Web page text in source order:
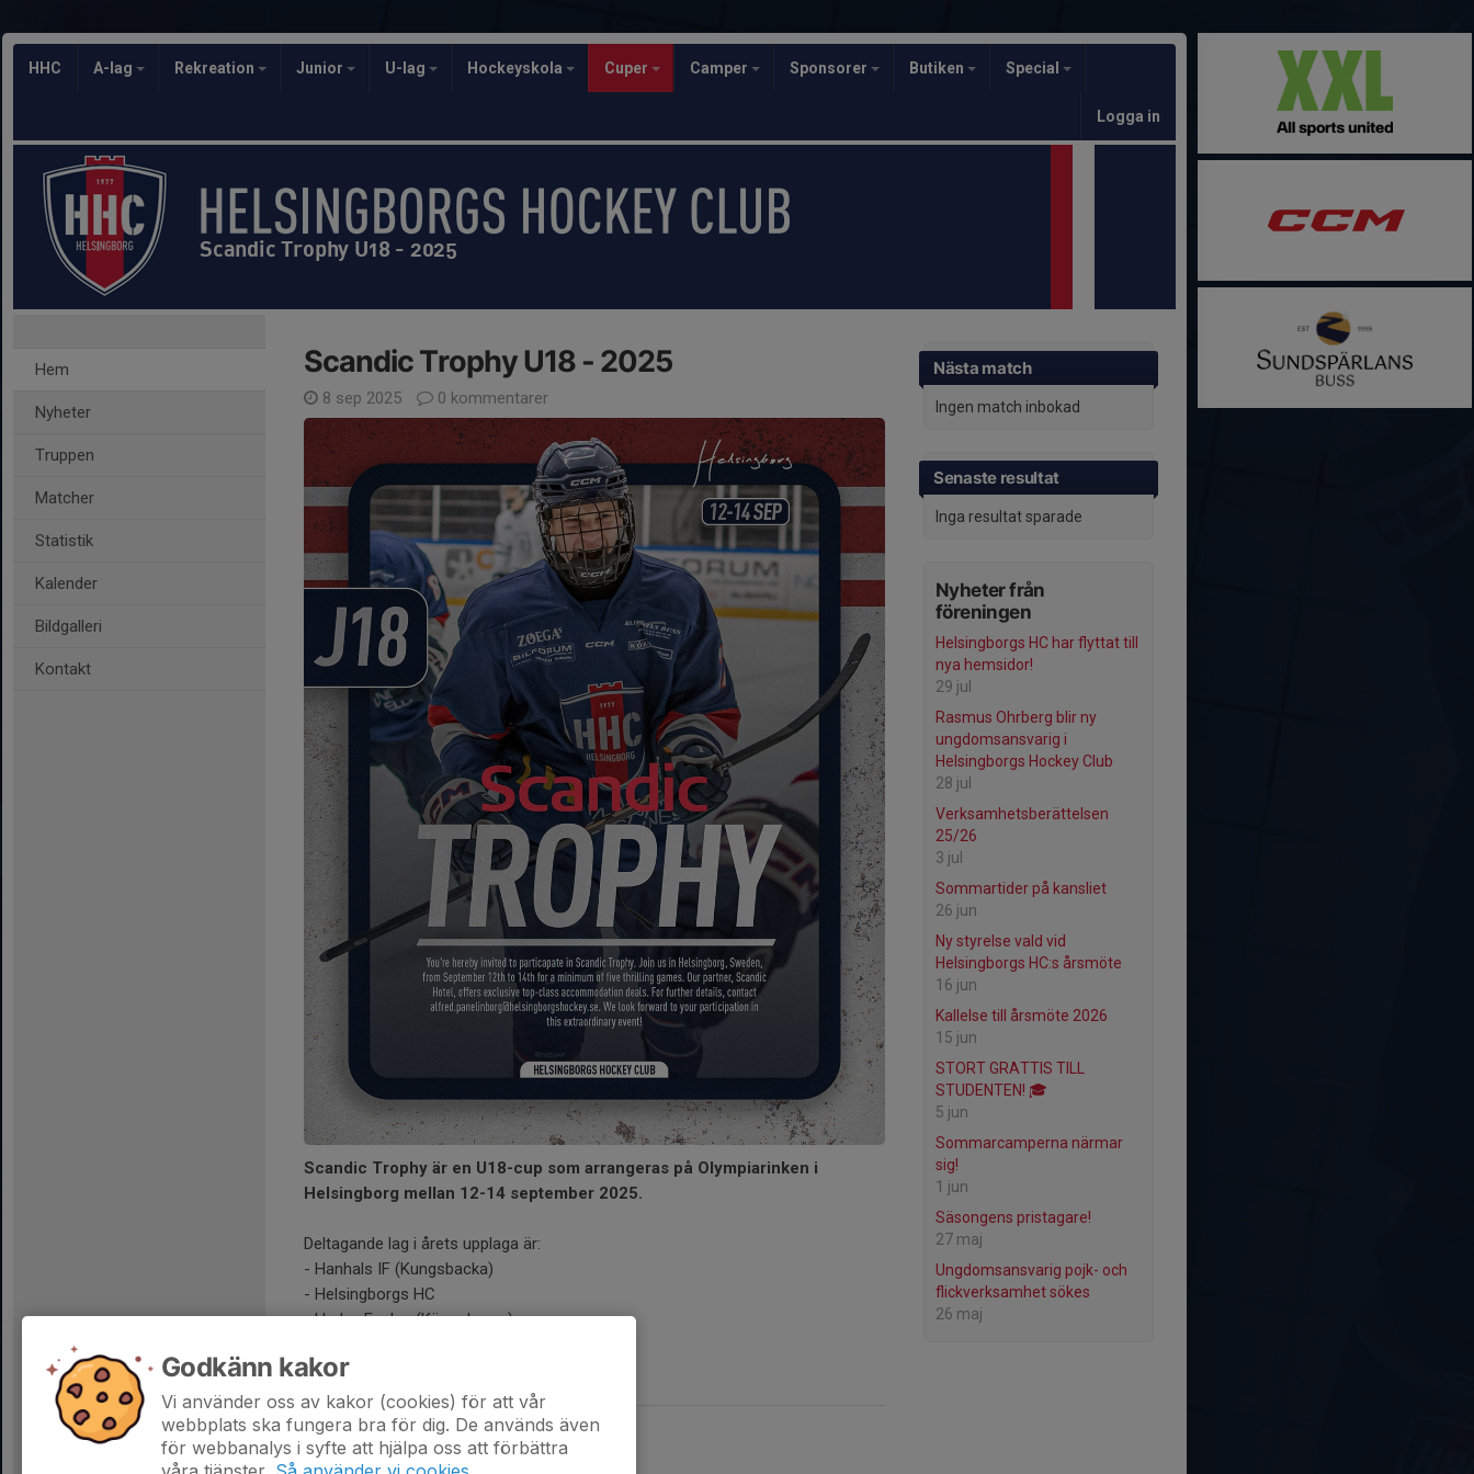
HHC A-lag Rekreation Junior U-lag Hockeyskola Cuper Camper Sponsorer Butiken Special
Logga in
Scandic Trophy U18 - 2025
Hem
Nyheter
Truppen
Matcher
Statistik
Kalender
Bildgalleri
Kontakt
Nästa match
Ingen match inbokad
Senaste resultat
Inga resultat sparade
Nyheter från
föreningen
Helsingborgs HC har flyttat till
nya hemsidor!
29 jul
Rasmus Ohrberg blir ny
ungdomsansvarig i
Helsingborgs Hockey Club
28 jul
Verksamhetsberättelsen
25/26
3 jul
Sommartider på kansliet
26 jun
Ny styrelse vald vid
Helsingborgs HC:s årsmöte
16 jun
Kallelse till årsmöte 2026
15 jun
STORT GRATTIS TILL
STUDENTEN! 🎓
5 jun
Sommarcamperna närmar
sig!
1 jun
Säsongens pristagare!
27 maj
Ungdomsansvarig pojk- och
flickverksamhet sökes
26 maj
Scandic Trophy U18 - 2025
8 sep 2025 0 kommentarer
Scandic Trophy är en U18-cup som arrangeras på Olympiarinken i
Helsingborg mellan 12-14 september 2025.
Deltagande lag i årets upplaga är:
- Hanhals IF (Kungsbacka)
- Helsingborgs HC
- Herlev Eagles (Köpenhamn)
Läs mer
Godkänn kakor
Vi använder oss av kakor (cookies) för att vår
webbplats ska fungera bra för dig. De används även
för webbanalys i syfte att hjälpa oss att förbättra